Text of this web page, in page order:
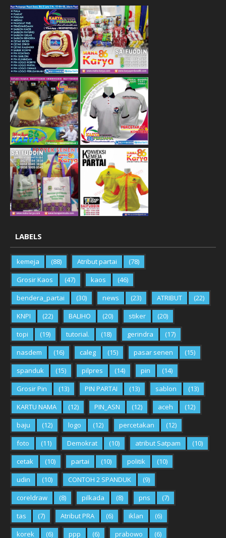
LABELS
kemeja (88) Atribut partai
(78)
Grosir Kaos
(47) kaos
(46)
bendera_partai
(30) news (23) ATRIBUT
(22)
KNPI
(22) BALIHO (20) stiker
(20)
topi
(19) tutorial. (18) gerindra
(17)
nasdem
(16) caleg (15) pasar senen
(15)
spanduk
(15) pilpres (14) pin
(14)
Grosir Pin
(13) PIN PARTAI (13) sablon
(13)
KARTU NAMA
(12) PIN_ASN (12) aceh
(12)
baju
(12) logo (12) percetakan
(12)
foto
(11) Demokrat (10) atribut Satpam
(10)
cetak
(10) partai (10) politik
(10)
udin
(10) CONTOH 2 SPANDUK
(9)
coreldraw
(8) pilkada (8) pns
(7)
tas
(7) Atribut PRA (6) iklan
(6)
korek
(6) ppp (6) prabowo (6)